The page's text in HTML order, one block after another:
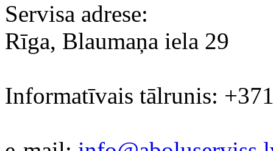
Servisa adrese:
Rīga, Blaumaņa iela 29
Informatīvais tālrunis: